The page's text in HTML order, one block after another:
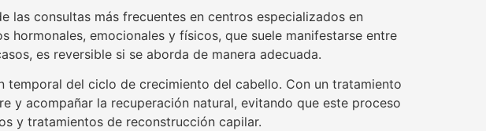
consultas más frecuentes en centros especializados en
emocionales y físicos, que suele manifestarse entre
es reversible si se aborda de manera adecuada.
del ciclo de crecimiento del cabello. Con un tratamiento
y acompañar la recuperación natural, evitando que este proceso
y tratamientos de reconstrucción capilar.